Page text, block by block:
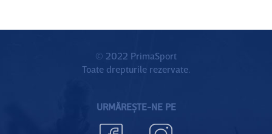
© 2022 PrimaSport
Toate drepturile rezervate.
URMĂREȘTE-NE PE